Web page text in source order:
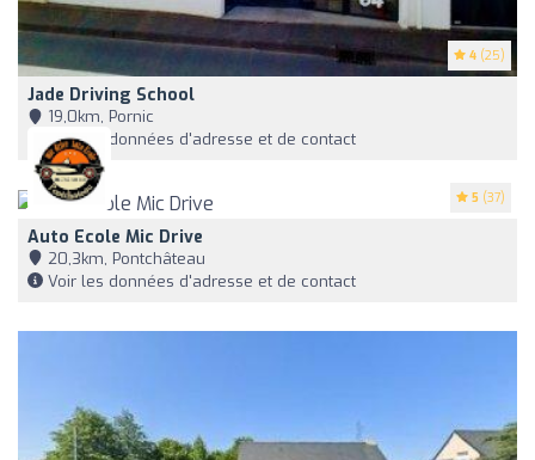
4 (25)
Jade Driving School
19,0km, Pornic
Voir les données d'adresse et de contact
5 (37)
Auto Ecole Mic Drive
20,3km, Pontchâteau
Voir les données d'adresse et de contact